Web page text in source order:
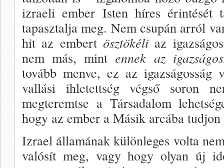
izraeli ember Isten híres érintését
tapasztalja meg. Nem csupán arról
hit az embert ösztökéli az
nem más, mintennek az
tovább menve, ez az
vallási ihletettség végső soron
megteremtse a Társadalom
hogy az ember a Másik arcába
Izrael államának különleges volta
valósít meg, vagy hogy olyan új